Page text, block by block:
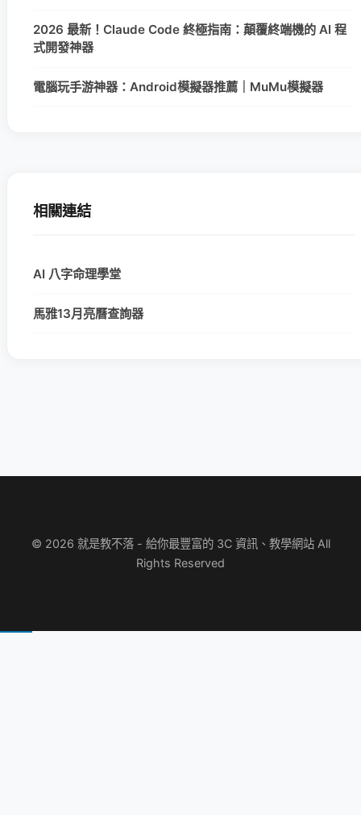
2026 最新！Claude Code 終極指南：顛覆終端機的 AI 程
式開發神器
電腦玩手游神器：Android模擬器推薦｜MuMu模擬器
相關連結
AI 八字命理學堂
馬雅13月亮曆查詢器
© 2026 就是教不落 - 給你最豐富的 3C 資訊、教學網站 All
Rights Reserved